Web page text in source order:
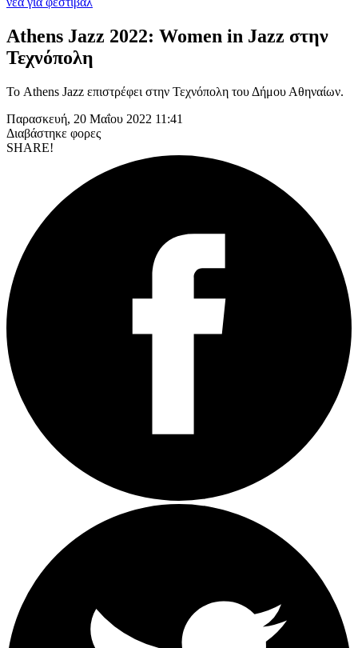
Athens Jazz 2022: Women in Jazz στην
Τεχνόπολη
Το Athens Jazz επιστρέφει στην Τεχνόπολη του Δήμου Αθηναίων.
Παρασκευή, 20 Μαΐου 2022 11:41
Διαβάστηκε φορες
SHARE!